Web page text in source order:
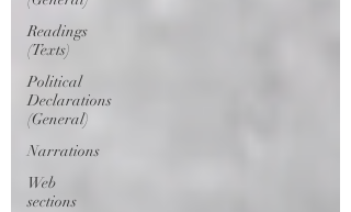
Readings
(Texts)
Political
Declarations
(General)
Narrations
Web
sections